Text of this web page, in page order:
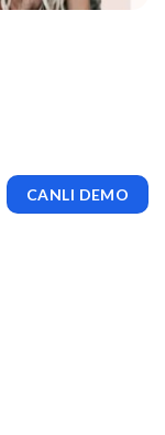
CANLI DEMO